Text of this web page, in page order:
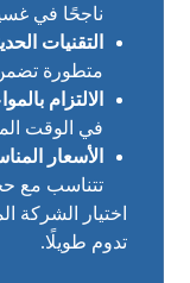
ناجحًا في
التقنيات
متطورة
الالتزام
في الوقت
الأسعار
تتناسب مع
اختيار الشركة
تدوم طويلًا.